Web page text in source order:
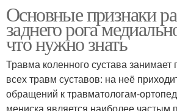
Основные признаки
заднего рога
что нужно знать
Травма коленного сустава занимает
всех травм суставов: на неё
обращений к травматологам-